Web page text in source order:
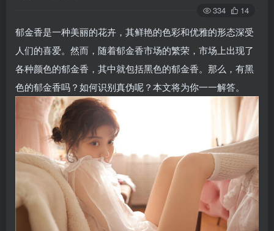
334 14
郁金香是一种美丽的花卉，其鲜艳的色彩和优雅的形态深受
人们的喜爱。然而，随着郁金香市场的繁荣，市场上出现了
各种颜色的郁金香，其中就包括黑色的郁金香。那么，有黑
色的郁金香吗？如何识别真伪呢？本文将为你一一解答。